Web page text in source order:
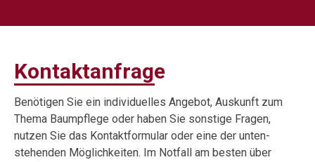
Kontaktanfrage
Benötigen Sie ein individuelles Angebot, Auskunft zum
Thema Baumpflege oder haben Sie sonstige Fragen,
nutzen Sie das Kontaktformular oder eine der unten-
stehenden Möglichkeiten. Im Notfall am besten über